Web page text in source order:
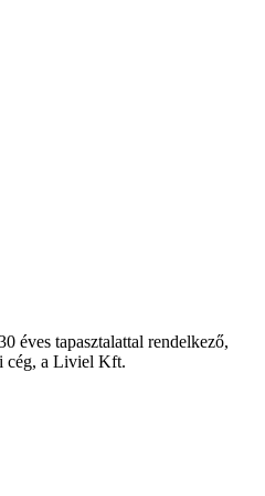
éves tapasztalattal rendelkező,
cég, a Liviel Kft.